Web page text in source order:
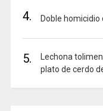
4. Doble homicidio
5.
Lechona
plato de cerdo